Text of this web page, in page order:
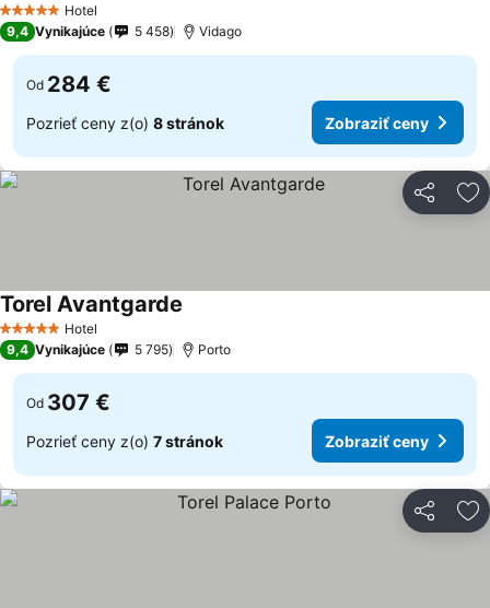
5 Počet hviezdičiek
Hotel
9,4 Vynikajúce 5 458 Vidago
Od 284 €
Pozrieť ceny z(o) 8 stránok Zobraziť ceny
Zdieľať
5 Počet hviezdičiek
Hotel
Torel Avantgarde
9,4 Vynikajúce 5 795 Porto
Od 307 €
Pozrieť ceny z(o) 7 stránok Zobraziť ceny
Zdieľať